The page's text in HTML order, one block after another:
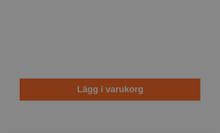
Lägg i varukorg